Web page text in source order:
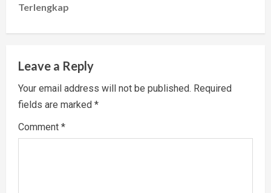
n
a
v
i
g
a
Terlengkap
Leave a Reply
Your email address will not be published. Required
fields are marked *
Comment *